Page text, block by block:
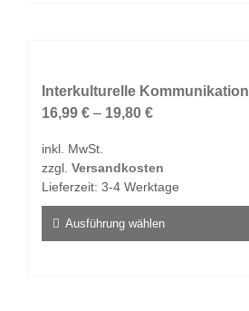
auf.
Die
können
auf
Produktseite
gewählt
Interkulturelle Kommunikation
16,99 € – 19,80 €
inkl. MwSt.
zzgl. Versandkosten
Lieferzeit: 3-4 Werktage
Ausführung wählen